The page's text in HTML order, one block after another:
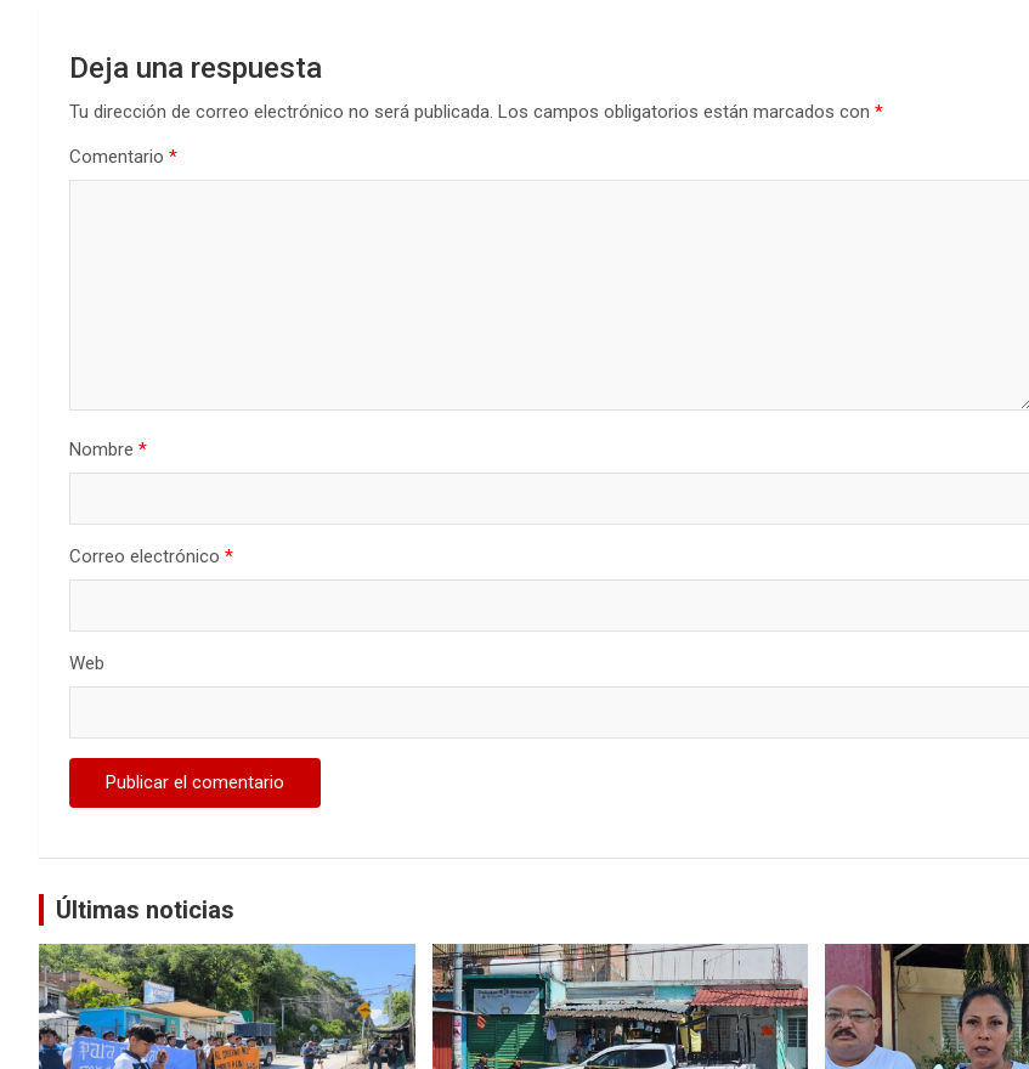
Deja una respuesta
Tu dirección de correo electrónico no será publicada. Los campos obligatorios están marcados con *
Comentario *
Nombre *
Correo electrónico *
Web
Últimas noticias